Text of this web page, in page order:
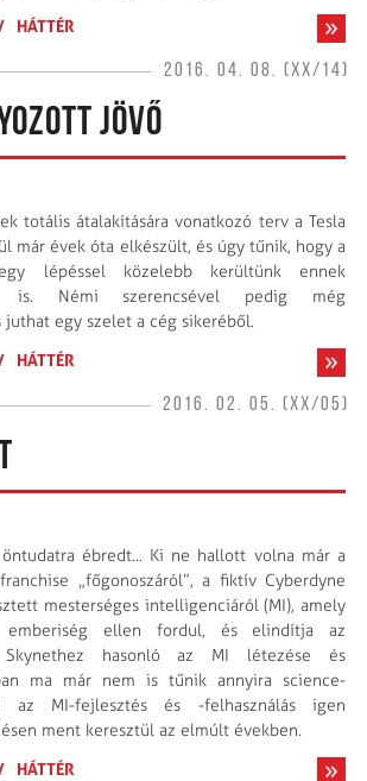
HÁTTÉR
2016. 04. 08. (XX/14)
JÖVŐ
totális átalakítására vonatkozó terv a Tesla
már évek óta elkészült, és úgy tűnik, hogy a
lépéssel közelebb kerültünk ennek
is. Némi szerencsével pedig még
juthat egy szelet a cég sikeréből.
HÁTTÉR
2016. 02. 05. (XX/05)
ébredt... Ki ne hallott volna már a
„főgonoszáról”, a fiktív Cyberdyne
mesterséges intelligenciáról (MI), amely
emberiség ellen fordul, és elindítja az
Skynethez hasonló az MI létezése és
ma már nem is tűnik annyira science-
az MI-fejlesztés és -felhasználás igen
ment keresztül az elmúlt években.
HÁTTÉR